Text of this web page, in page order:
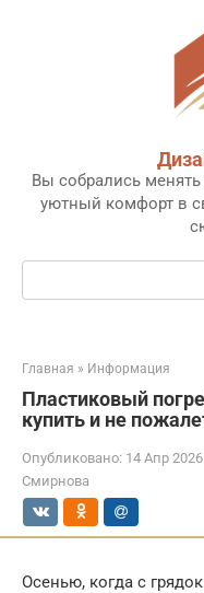
Вы собрались менять
уютный комфорт в
Поиск:
Главная » Информация
Пластиковый
купить и не
Опубликовано: 14 Апр 2026
Смирнова
Осенью, когда с